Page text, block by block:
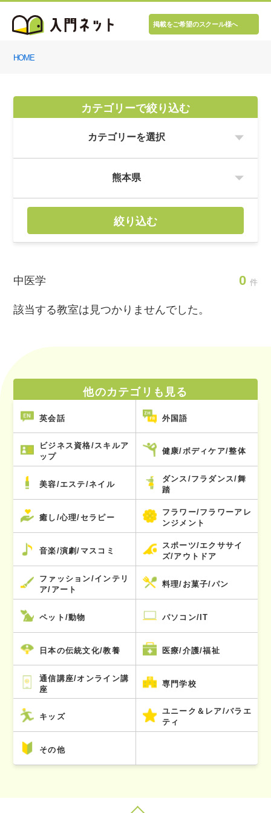
掲載をご希望のスクール様へ
HOME
カテゴリーで絞り込む
絞り込む
中医学 0 件
該当する教室は見つかりませんでした。
他のカテゴリも見る
英会話 外国語
ビジネス資格/スキルア
ップ
健康/ボディケア/整体
美容/エステ/ネイル
ダンス/フラダンス/舞
踏
癒し/心理/セラピー
フラワー/フラワーアレ
ンジメント
音楽/演劇/マスコミ
スポーツ/エクササイ
ズ/アウトドア
ファッション/インテリ
ア/アート
料理/お菓子/パン
ペット/動物 パソコン/IT
日本の伝統文化/教養 医療/介護/福祉
通信講座/オンライン講
座
専門学校
キッズ
ユニーク＆レア/バラエ
ティ
その他